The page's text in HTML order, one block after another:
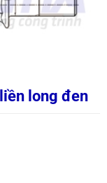
long đen